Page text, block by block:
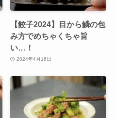
【餃子2024】目から鱗の包
み方でめちゃくちゃ旨
い…！
2024年4月16日